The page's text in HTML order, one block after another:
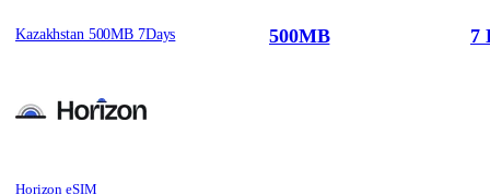
Kazakhstan 500MB 7Days
Horizon eSIM
500MB 7